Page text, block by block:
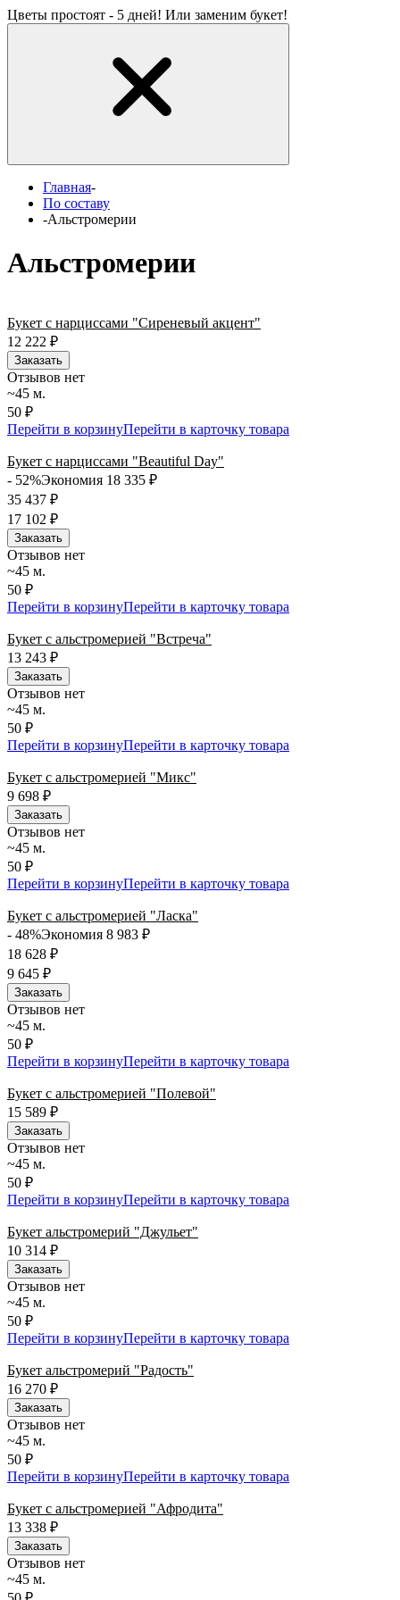
Цветы простоят - 5 дней! Или заменим букет!
Главная-
По составу
-Альстромерии
Альстромерии
Букет с нарциссами "Сиреневый акцент"
12 222 ₽
Заказать
Отзывов нет
~45 м.
50 ₽
Перейти в корзинуПерейти в карточку товара
Букет с нарциссами "Beautiful Day"
- 52%Экономия 18 335 ₽
35 437 ₽
17 102 ₽
Заказать
Отзывов нет
~45 м.
50 ₽
Перейти в корзинуПерейти в карточку товара
Букет с альстромерией "Встреча"
13 243 ₽
Заказать
Отзывов нет
~45 м.
50 ₽
Перейти в корзинуПерейти в карточку товара
Букет с альстромерией "Микс"
9 698 ₽
Заказать
Отзывов нет
~45 м.
50 ₽
Перейти в корзинуПерейти в карточку товара
Букет с альстромерией "Ласка"
- 48%Экономия 8 983 ₽
18 628 ₽
9 645 ₽
Заказать
Отзывов нет
~45 м.
50 ₽
Перейти в корзинуПерейти в карточку товара
Букет с альстромерией "Полевой"
15 589 ₽
Заказать
Отзывов нет
~45 м.
50 ₽
Перейти в корзинуПерейти в карточку товара
Букет альстромерий "Джульет"
10 314 ₽
Заказать
Отзывов нет
~45 м.
50 ₽
Перейти в корзинуПерейти в карточку товара
Букет альстромерий "Радость"
16 270 ₽
Заказать
Отзывов нет
~45 м.
50 ₽
Перейти в корзинуПерейти в карточку товара
Букет с альстромерией "Афродита"
13 338 ₽
Заказать
Отзывов нет
~45 м.